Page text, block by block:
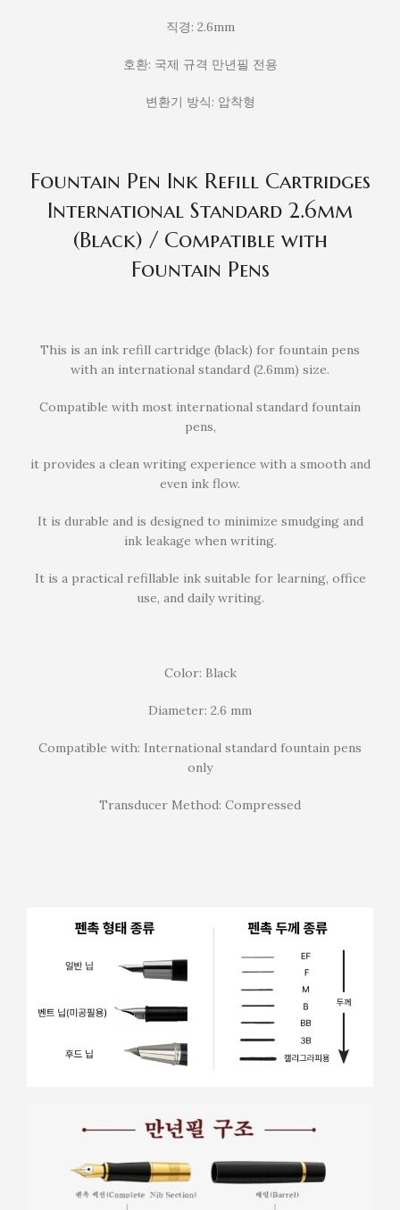
직경: 2.6mm
호환: 국제 규격 만년필 전용
변환기 방식: 압착형
Fountain Pen Ink Refill Cartridges
International Standard 2.6mm
(Black) / Compatible with
Fountain Pens
This is an ink refill cartridge (black) for fountain pens
with an international standard (2.6mm) size.
Compatible with most international standard fountain
pens,
it provides a clean writing experience with a smooth and
even ink flow.
It is durable and is designed to minimize smudging and
ink leakage when writing.
It is a practical refillable ink suitable for learning, office
use, and daily writing.
Color: Black
Diameter: 2.6 mm
Compatible with: International standard fountain pens
only
Transducer Method: Compressed